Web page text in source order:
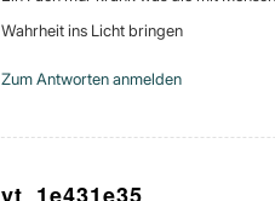
Wahrheit ins Licht bringen
Zum Antworten anmelden
yt_1e431e35